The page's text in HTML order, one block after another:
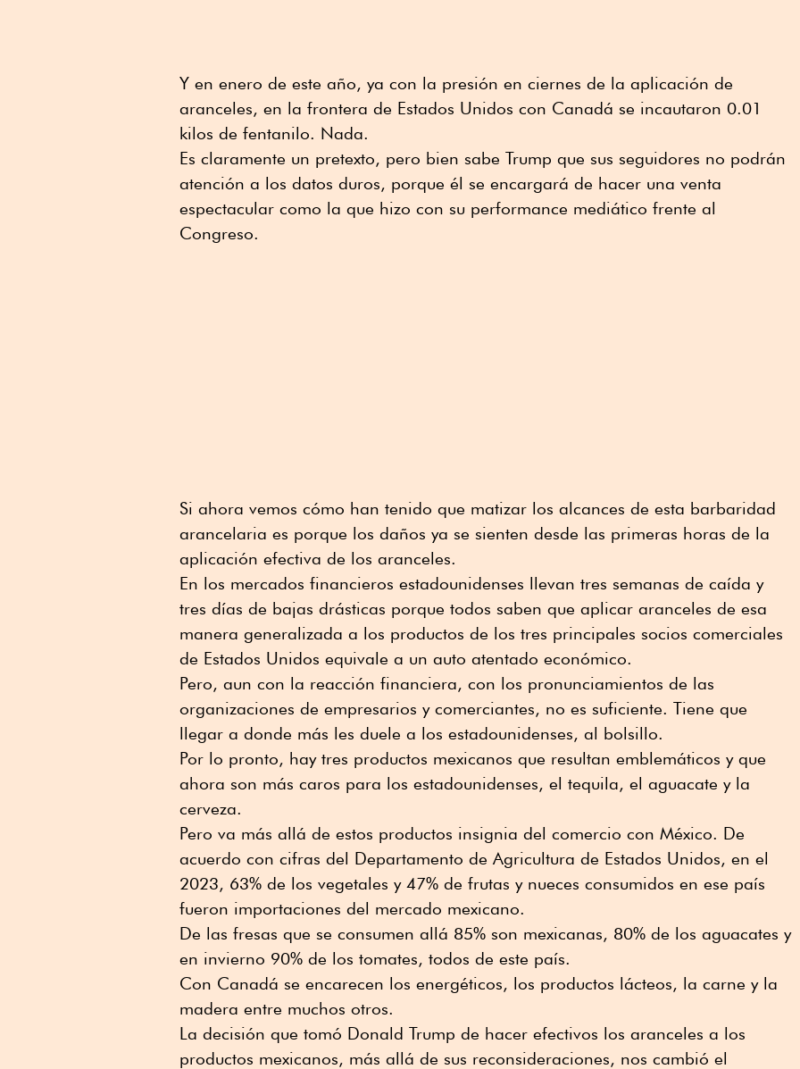
Y en enero de este año, ya con la presión en ciernes de la aplicación de
aranceles, en la frontera de Estados Unidos con Canadá se incautaron 0.01
kilos de fentanilo. Nada.
Es claramente un pretexto, pero bien sabe Trump que sus seguidores no podrán
atención a los datos duros, porque él se encargará de hacer una venta
espectacular como la que hizo con su performance mediático frente al
Congreso.
Si ahora vemos cómo han tenido que matizar los alcances de esta barbaridad
arancelaria es porque los daños ya se sienten desde las primeras horas de la
aplicación efectiva de los aranceles.
En los mercados financieros estadounidenses llevan tres semanas de caída y
tres días de bajas drásticas porque todos saben que aplicar aranceles de esa
manera generalizada a los productos de los tres principales socios comerciales
de Estados Unidos equivale a un auto atentado económico.
Pero, aun con la reacción financiera, con los pronunciamientos de las
organizaciones de empresarios y comerciantes, no es suficiente. Tiene que
llegar a donde más les duele a los estadounidenses, al bolsillo.
Por lo pronto, hay tres productos mexicanos que resultan emblemáticos y que
ahora son más caros para los estadounidenses, el tequila, el aguacate y la
cerveza.
Pero va más allá de estos productos insignia del comercio con México. De
acuerdo con cifras del Departamento de Agricultura de Estados Unidos, en el
2023, 63% de los vegetales y 47% de frutas y nueces consumidos en ese país
fueron importaciones del mercado mexicano.
De las fresas que se consumen allá 85% son mexicanas, 80% de los aguacates y
en invierno 90% de los tomates, todos de este país.
Con Canadá se encarecen los energéticos, los productos lácteos, la carne y la
madera entre muchos otros.
La decisión que tomó Donald Trump de hacer efectivos los aranceles a los
productos mexicanos, más allá de sus reconsideraciones, nos cambió el